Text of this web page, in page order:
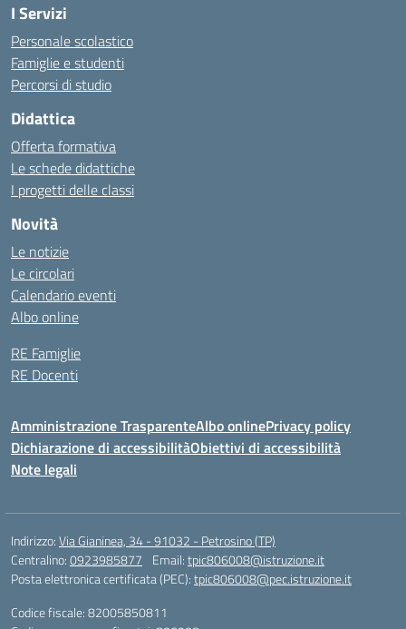
I Servizi
Personale scolastico
Famiglie e studenti
Percorsi di studio
Didattica
Offerta formativa
Le schede didattiche
I progetti delle classi
Novità
Le notizie
Le circolari
Calendario eventi
Albo online
RE Famiglie
RE Docenti
Amministrazione TrasparenteAlbo onlinePrivacy policy
Dichiarazione di accessibilitàObiettivi di accessibilità
Note legali
Indirizzo:Via Gianinea, 34 - 91032 - Petrosino (TP)
Centralino:0923985877 Email:tpic806008@istruzione.it
Posta elettronica certificata (PEC):tpic806008@pec.istruzione.it
Codice fiscale: 82005850811